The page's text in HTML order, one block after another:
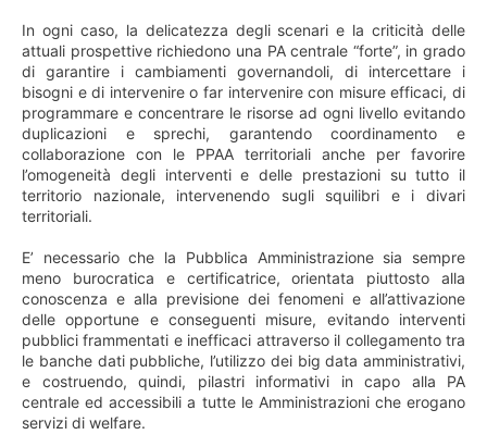
In ogni caso, la delicatezza degli scenari e la criticità delle
attuali prospettive richiedono una PA centrale “forte”, in grado
di garantire i cambiamenti governandoli, di intercettare i
bisogni e di intervenire o far intervenire con misure efficaci, di
programmare e concentrare le risorse ad ogni livello evitando
duplicazioni e sprechi, garantendo coordinamento e
collaborazione con le PPAA territoriali anche per favorire
l’omogeneità degli interventi e delle prestazioni su tutto il
territorio nazionale, intervenendo sugli squilibri e i divari
territoriali.
E’ necessario che la Pubblica Amministrazione sia sempre
meno burocratica e certificatrice, orientata piuttosto alla
conoscenza e alla previsione dei fenomeni e all’attivazione
delle opportune e conseguenti misure, evitando interventi
pubblici frammentati e inefficaci attraverso il collegamento tra
le banche dati pubbliche, l’utilizzo dei big data amministrativi,
e costruendo, quindi, pilastri informativi in capo alla PA
centrale ed accessibili a tutte le Amministrazioni che erogano
servizi di welfare.